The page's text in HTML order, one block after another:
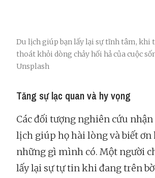
Du lịch giúp bạn lấy lại sự tĩnh tâm, khi
thoát khỏi dòng chảy hối hả của cuộc
Unsplash
Tăng sự lạc quan và hy vọng
Các đối tượng nghiên cứu
lịch giúp họ hài lòng và biết ơn
những gì mình có. Một người
lấy lại sự tự tin khi đang trên bờ